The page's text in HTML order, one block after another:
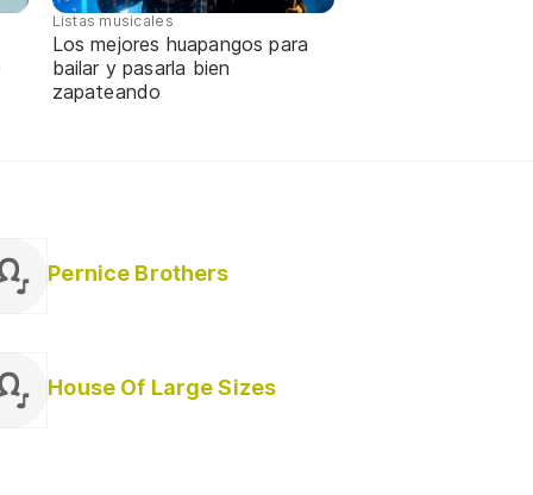
Listas musicales
Los mejores huapangos para
bailar y pasarla bien
zapateando
Pernice Brothers
House Of Large Sizes